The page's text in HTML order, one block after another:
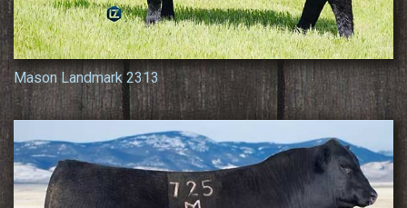
Mason Landmark 2313